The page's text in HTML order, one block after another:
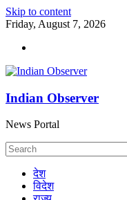
Skip to content
Friday, August 7, 2026
Indian Observer
News Portal
देश
विदेश